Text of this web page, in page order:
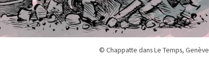
© Chappatte dans Le Temps, Genève